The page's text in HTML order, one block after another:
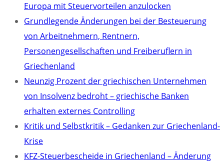
Europa mit Steuervorteilen anzulocken
Grundlegende Änderungen bei der Besteuerung
von Arbeitnehmern, Rentnern,
Personengesellschaften und Freiberuflern in
Griechenland
Neunzig Prozent der griechischen Unternehmen
von Insolvenz bedroht – griechische Banken
erhalten externes Controlling
Kritik und Selbstkritik – Gedanken zur Griechenland-
Krise
KFZ-Steuerbescheide in Griechenland – Änderung